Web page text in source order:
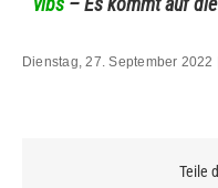
Dienstag, 27. September 2022
Teile